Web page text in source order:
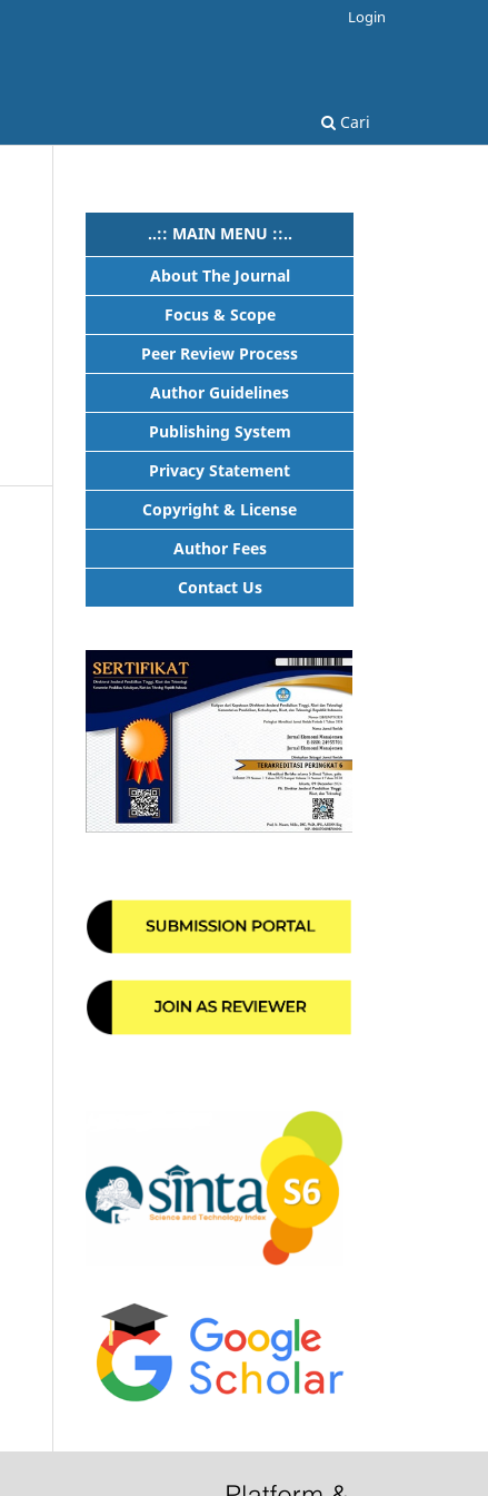
Cari
Login
..:: MAIN MENU ::..
About The Journal
Focus & Scope
Peer Review Process
Author Guidelines
Publishing System
Privacy Statement
Copyright & License
Author Fees
Contact Us